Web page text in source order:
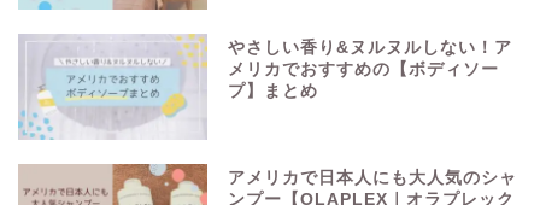
やさしい香り&ヌルヌルしない！ア
メリカでおすすめの【ボディソー
プ】まとめ
アメリカで日本人にも大人気のシャ
ンプー【OLAPLEX｜オラプレック